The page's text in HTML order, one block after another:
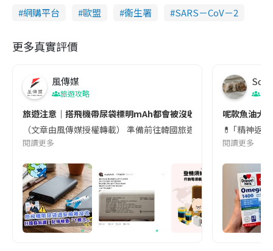
網購平台
歐盟 衞生署 SARS－CoV－2
更多真實評價
風傳媒
旅遊攻略
旅遊注意｜搭飛機帶尿袋標明mAh都會被沒收😱出發前切記檢查
（文章由風傳媒授權轉載） 準備前往韓國旅遊的民眾，近期要
閱讀更多
Soul
呢款魚油大
💊 ｢精神返
閱讀更多